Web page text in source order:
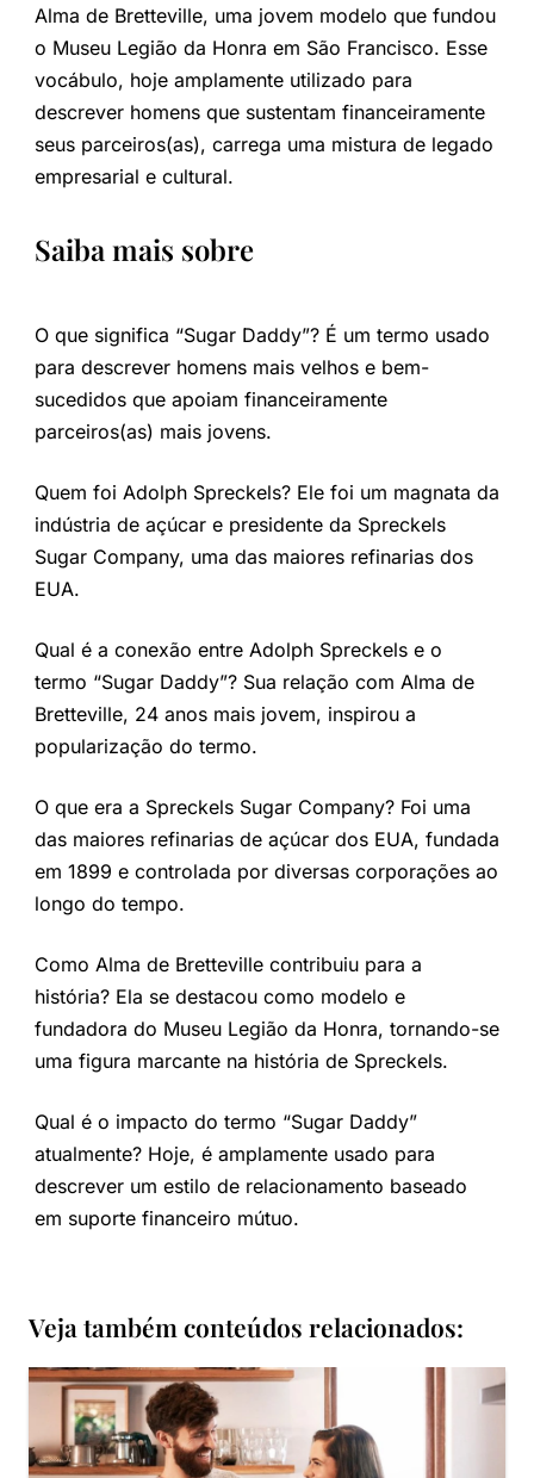
Alma de Bretteville, uma jovem modelo que fundou
o Museu Legião da Honra em São Francisco. Esse
vocábulo, hoje amplamente utilizado para
descrever homens que sustentam financeiramente
seus parceiros(as), carrega uma mistura de legado
empresarial e cultural.
Saiba mais sobre
O que significa “Sugar Daddy”? É um termo usado
para descrever homens mais velhos e bem-
sucedidos que apoiam financeiramente
parceiros(as) mais jovens.
Quem foi Adolph Spreckels? Ele foi um magnata da
indústria de açúcar e presidente da Spreckels
Sugar Company, uma das maiores refinarias dos
EUA.
Qual é a conexão entre Adolph Spreckels e o
termo “Sugar Daddy”? Sua relação com Alma de
Bretteville, 24 anos mais jovem, inspirou a
popularização do termo.
O que era a Spreckels Sugar Company? Foi uma
das maiores refinarias de açúcar dos EUA, fundada
em 1899 e controlada por diversas corporações ao
longo do tempo.
Como Alma de Bretteville contribuiu para a
história? Ela se destacou como modelo e
fundadora do Museu Legião da Honra, tornando-se
uma figura marcante na história de Spreckels.
Qual é o impacto do termo “Sugar Daddy”
atualmente? Hoje, é amplamente usado para
descrever um estilo de relacionamento baseado
em suporte financeiro mútuo.
Veja também conteúdos relacionados: